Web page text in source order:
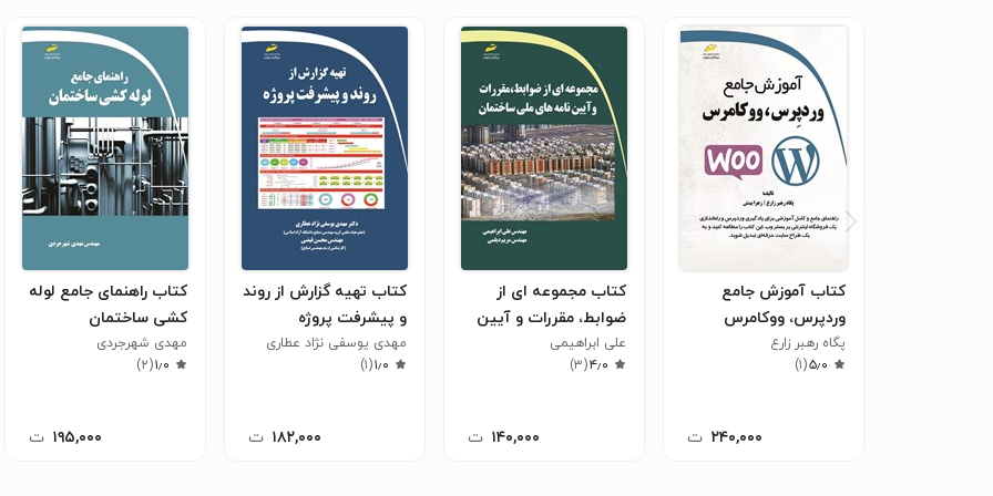
کتاب آموزش جامع
وردپرس، ووکامرس
پگاه رهبر زارع
۵٫۰(۱)
۲۴۰,۰۰۰ ت
کتاب مجموعه ای از
ضوابط، مقررات و آیین
نامه های ملی ساختمان
علی ابراهیمی
۴٫۰(۳)
۱۴۰,۰۰۰ ت
کتاب تهیه گزارش از روند
و پیشرفت پروژه
مهدی یوسفی نژاد عطاری
۱٫۰(۱)
۱۸۲,۰۰۰ ت
کتاب راهنمای جامع لوله
کشی ساختمان
مهدی شهرجردی
۱٫۰(۲)
۱۹۵,۰۰۰ ت